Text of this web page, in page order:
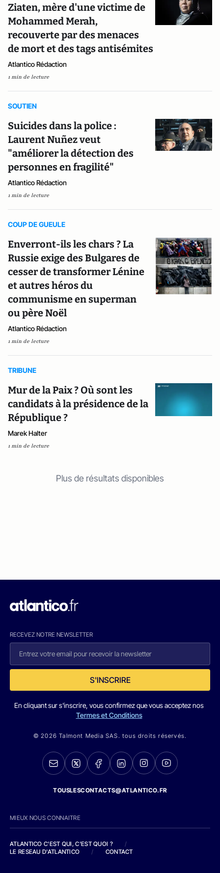
Ziaten, mère d'une victime de
Mohammed Merah,
recouverte par des menaces
de mort et des tags antisémites
Atlantico Rédaction
1 min de lecture
SOUTIEN
Suicides dans la police :
Laurent Nuñez veut
"améliorer la détection des
personnes en fragilité"
Atlantico Rédaction
1 min de lecture
COUP DE GUEULE
Enverront-ils les chars ? La
Russie exige des Bulgares de
cesser de transformer Lénine
et autres héros du
communisme en superman
ou père Noël
Atlantico Rédaction
1 min de lecture
TRIBUNE
Mur de la Paix ? Où sont les
candidats à la présidence de la
République ?
Marek Halter
1 min de lecture
Plus de résultats disponibles
RECEVEZ NOTRE NEWSLETTER
S'INSCRIRE
En cliquant sur s'inscrire, vous confirmez que vous acceptez nos
Termes et Conditions
© 2026 Talmont Media SAS. tous droits réservés.
TOUSLESCONTACTS@ATLANTICO.FR
MIEUX NOUS CONNAITRE
ATLANTICO C'EST QUI, C'EST QUOI ?
/
LE RESEAU D'ATLANTICO
/ CONTACT